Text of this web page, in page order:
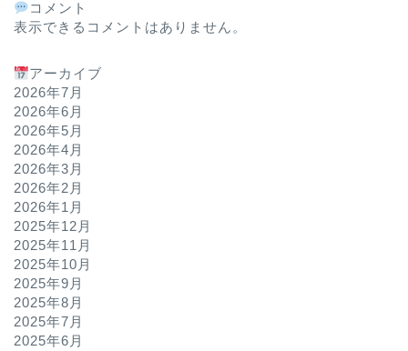
コメント
表示できるコメントはありません。
アーカイブ
2026年7月
2026年6月
2026年5月
2026年4月
2026年3月
2026年2月
2026年1月
2025年12月
2025年11月
2025年10月
2025年9月
2025年8月
2025年7月
2025年6月